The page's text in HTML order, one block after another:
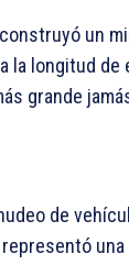
un
la longitud
grande
de